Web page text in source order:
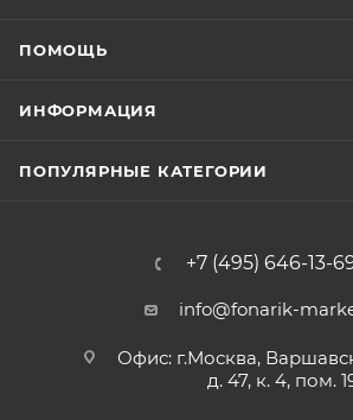
ПОМОЩЬ
ИНФОРМАЦИЯ
ПОПУЛЯРНЫЕ КАТЕГОРИИ
+7 (495) 646-13-
info@fonarik-
Офис: г.Москва,
д. 47, к. 4, пом.